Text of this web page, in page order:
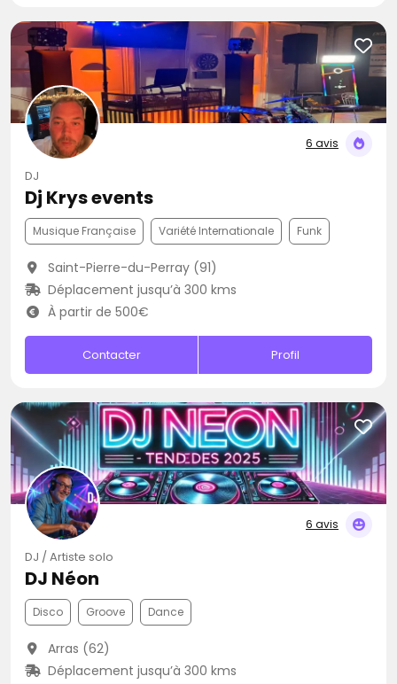
6 avis
DJ
Dj Krys events
Musique Française Variété Internationale Funk
Saint-Pierre-du-Perray (91)
Déplacement jusqu’à 300 kms
À partir de 500€
Contacter Profil
6 avis
DJ / Artiste solo
DJ Néon
Disco Groove Dance
Arras (62)
Déplacement jusqu’à 300 kms